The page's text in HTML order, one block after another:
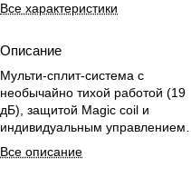
Все характеристики
Описание
Мульти-сплит-система с
необычайно тихой работой (19
дБ), защитой Magic coil и
индивидуальным управлением
для комфортного климата в
офисе до 70 м².
Все описание